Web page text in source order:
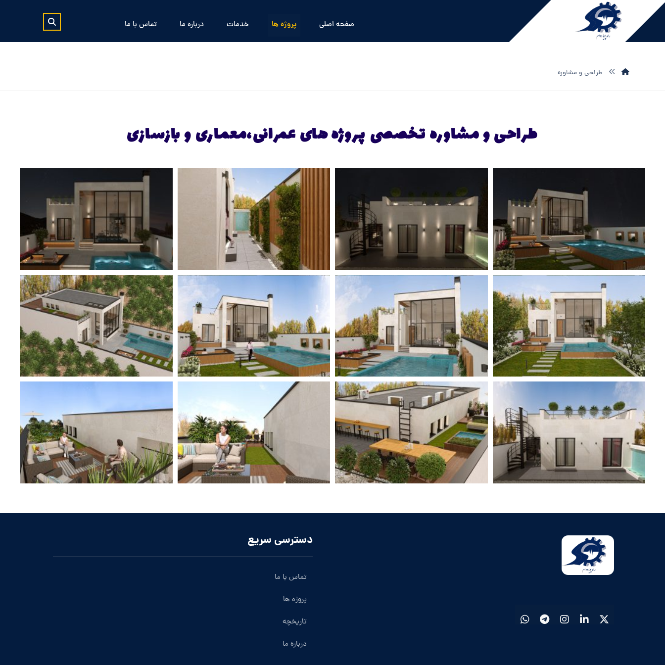
صفحه اصلی پروژه ها خدمات درباره ما تماس با ما
طراحی و مشاوره
طراحی و مشاوره تخصصی پروژه های عمرانی،معماری و بازسازی
دسترسی سریع
تماس با ما
پروژه ها
تاریخچه
درباره ما